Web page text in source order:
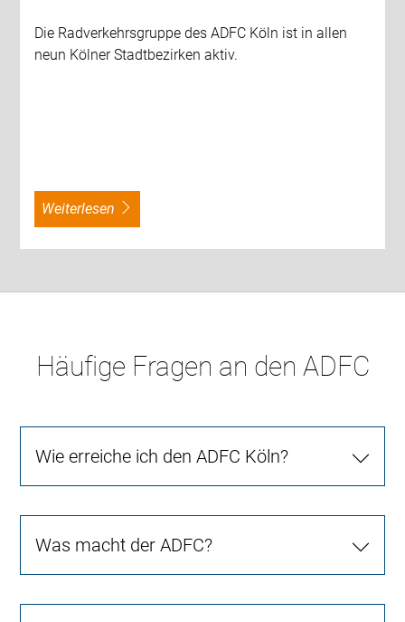
Die Radverkehrsgruppe des ADFC Köln ist in allen
neun Kölner Stadtbezirken aktiv.
weiterlesen
Häufige Fragen an den ADFC
Wie erreiche ich den ADFC Köln?
Was macht der ADFC?